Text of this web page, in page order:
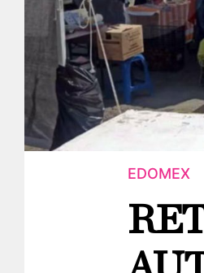
EDOMEX